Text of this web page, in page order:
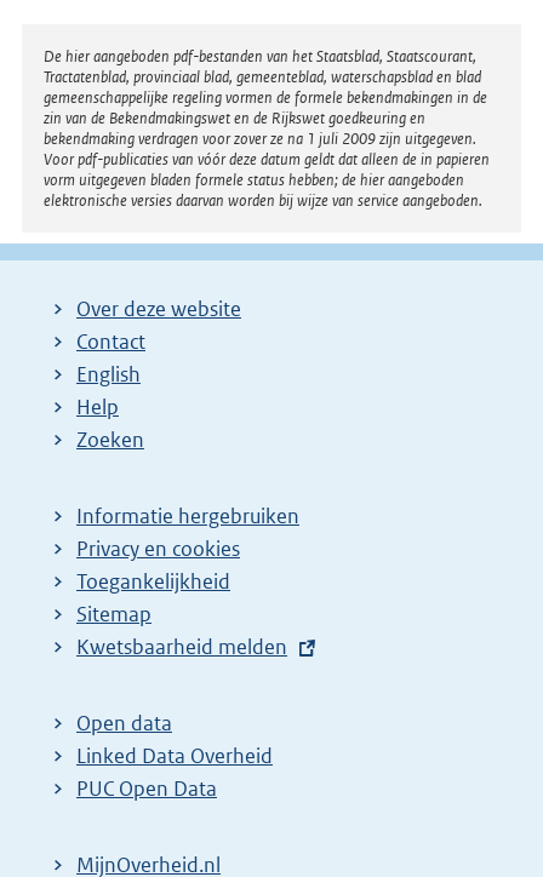
Disclaimer
De hier aangeboden pdf-bestanden van het Staatsblad, Staatscourant,
Tractatenblad, provinciaal blad, gemeenteblad, waterschapsblad en blad
gemeenschappelijke regeling vormen de formele bekendmakingen in de
zin van de Bekendmakingswet en de Rijkswet goedkeuring en
bekendmaking verdragen voor zover ze na 1 juli 2009 zijn uitgegeven.
Voor pdf-publicaties van vóór deze datum geldt dat alleen de in papieren
vorm uitgegeven bladen formele status hebben; de hier aangeboden
elektronische versies daarvan worden bij wijze van service aangeboden.
Over deze website
Contact
English
Help
Zoeken
Informatie hergebruiken
Privacy en cookies
Toegankelijkheid
Sitemap
E
t
e
r
Kwetsbaarheid melden
Open data
Linked Data Overheid
PUC Open Data
MijnOverheid.nl